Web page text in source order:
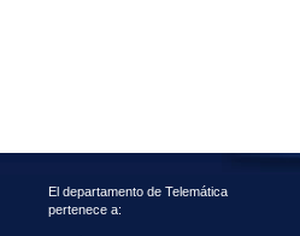
El departamento de Telemática
pertenece a: